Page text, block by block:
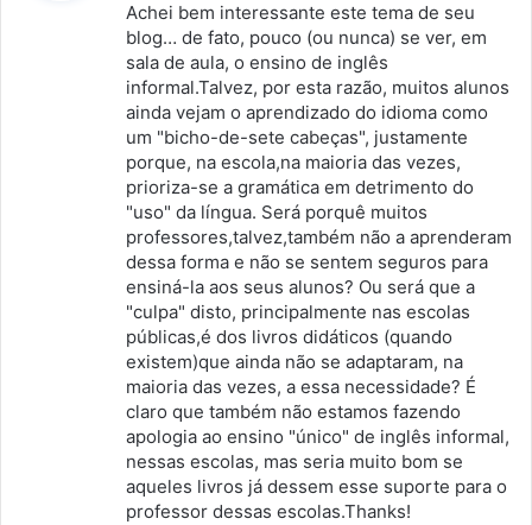
s
e
:
Achei bem interessante este tema de seu
blog… de fato, pouco (ou nunca) se ver, em
sala de aula, o ensino de inglês
informal.Talvez, por esta razão, muitos alunos
ainda vejam o aprendizado do idioma como
um "bicho-de-sete cabeças", justamente
porque, na escola,na maioria das vezes,
prioriza-se a gramática em detrimento do
"uso" da língua. Será porquê muitos
professores,talvez,também não a aprenderam
dessa forma e não se sentem seguros para
ensiná-la aos seus alunos? Ou será que a
"culpa" disto, principalmente nas escolas
públicas,é dos livros didáticos (quando
existem)que ainda não se adaptaram, na
maioria das vezes, a essa necessidade? É
claro que também não estamos fazendo
apologia ao ensino "único" de inglês informal,
nessas escolas, mas seria muito bom se
aqueles livros já dessem esse suporte para o
professor dessas escolas.Thanks!